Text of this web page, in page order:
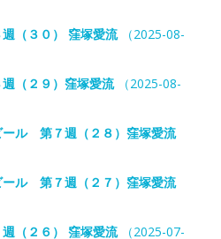
（３０） 窪塚愛流（2025-08-
（２９）窪塚愛流（2025-08-
ール 第７週（２８）窪塚愛流
ール 第７週（２７）窪塚愛流
（２６） 窪塚愛流（2025-07-